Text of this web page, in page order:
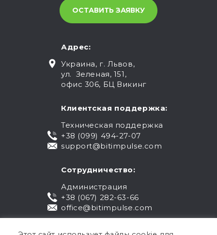
Адрес:
Украина, г. Львов,
ул. Зеленая, 151,
офис 306, БЦ Викинг
Клиентская поддержка:
Техническая поддержка
+38 (099) 494-27-07
support@bitimpulse.com
Сотрудничество:
Администрация
+38 (067) 282-63-66
office@bitimpulse.com